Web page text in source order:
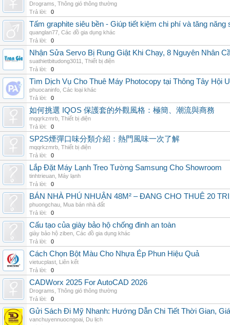
Drograms Thông gió thông thường
Trả lời:
0
Tấm graphite siêu bền - Giúp tiết kiệm chi phí và tăng năng
quanglan77 Các đồ gia dụng khác
Trả lời:
0
Nhận Sửa Servo Bị Rung Giật Khi Chạy, 8 Nguyên Nhân
suathietbitudong3011
Thiết bị điện
Trả lời:
0
Tìm Dịch Vụ Cho Thuê Máy Photocopy tại Thông Tây Hội
phuocaninfo Các loại khác
Trả lời:
0
如何挑選 IQOS 保護套的外觀風格：極簡、潮流與商務
mqqrkzmrb Thiết bị điện
Trả lời:
0
SP2S煙彈口味分類介紹：熱門風味一次了解
mqqrkzmrb Thiết bị điện
Trả lời:
0
Lắp Đặt Máy Lạnh Treo Tường Samsung Cho Showroom
tinhtrieuan Máy lạnh
Trả lời:
0
BÁN NHÀ PHÚ NHUẬN 48M² – ĐANG CHO THUÊ 20
phuongchau Mua bán nhà đất
Trả lời:
0
Cấu tạo của giày bảo hộ chống đinh an toàn
giày bảo hộ ziben Các đồ gia dụng khác
Trả lời:
0
Cách Chọn Bột Màu Cho Nhựa Ép Phun Hiệu Quả
vietucplast Liên kết
Trả lời:
0
CADWorx 2025 For AutoCAD 2026
Drograms Thông gió thông thường
Trả lời:
0
Gửi Sách Đi Mỹ Nhanh: Hướng Dẫn Chi Tiết Thời Gian,
vanchuyennuocngoai Du lịch